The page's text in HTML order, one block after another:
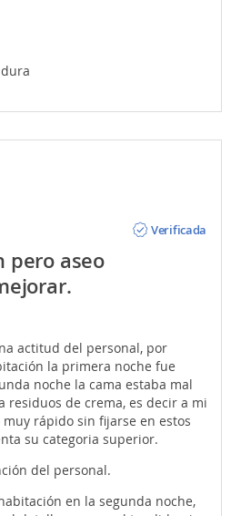
Verificada
pero aseo
actitud del personal, por
la primera noche fue
noche la cama estaba mal
residuos de crema, es decir a mi
rápido sin fijarse en estos
su categoria superior.
del personal.
en la segunda noche,